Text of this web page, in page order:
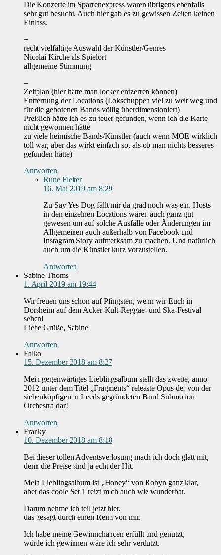
Die Konzerte im Sparrenexpress waren übrigens ebenfalls
sehr gut besucht. Auch hier gab es zu gewissen Zeiten keinen
Einlass.
+
recht vielfältige Auswahl der Künstler/Genres
Nicolai Kirche als Spielort
allgemeine Stimmung
–
Zeitplan (hier hätte man locker entzerren können)
Entfernung der Locations (Lokschuppen viel zu weit weg und
für die gebotenen Bands völlig überdimensioniert)
Preislich hätte ich es zu teuer gefunden, wenn ich die Karte
nicht gewonnen hätte
zu viele heimische Bands/Künstler (auch wenn MOE wirklich
toll war, aber das wirkt einfach so, als ob man nichts besseres
gefunden hätte)
Antworten
Rune Fleiter
16. Mai 2019 am 8:29
Zu Say Yes Dog fällt mir da grad noch was ein. Hosts
in den einzelnen Locations wären auch ganz gut
gewesen um auf solche Ausfälle oder Änderungen im
Allgemeinen auch außerhalb von Facebook und
Instagram Story aufmerksam zu machen. Und natürlich
auch um die Künstler kurz vorzustellen.
Antworten
Sabine Thoms
1. April 2019 am 19:44
Wir freuen uns schon auf Pfingsten, wenn wir Euch in
Dorsheim auf dem Acker-Kult-Reggae- und Ska-Festival
sehen!
Liebe Grüße, Sabine
Antworten
Falko
15. Dezember 2018 am 8:27
Mein gegenwärtiges Lieblingsalbum stellt das zweite, anno
2012 unter dem Titel „Fragments“ releaste Opus der von der
siebenköpfigen in Leeds gegründeten Band Submotion
Orchestra dar!
Antworten
Franky
10. Dezember 2018 am 8:18
Bei dieser tollen Adventsverlosung mach ich doch glatt mit,
denn die Preise sind ja echt der Hit.
Mein Lieblingsalbum ist „Honey“ von Robyn ganz klar,
aber das coole Set 1 reizt mich auch wie wunderbar.
Darum nehme ich teil jetzt hier,
das gesagt durch einen Reim von mir.
Ich habe meine Gewinnchancen erfüllt und genutzt,
würde ich gewinnen wäre ich sehr verdutzt.